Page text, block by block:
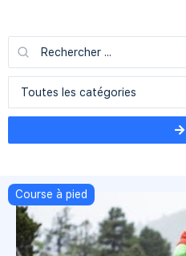
Course à pied